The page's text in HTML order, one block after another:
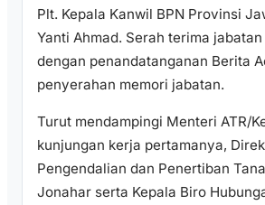
Plt. Kepala Kanwil BPN Provinsi
Yanti Ahmad. Serah terima
dengan penandatanganan Berita
penyerahan memori jabatan.
Turut mendampingi Menteri ATR/
kunjungan kerja pertamanya,
Pengendalian dan Penertiban
Jonahar serta Kepala Biro